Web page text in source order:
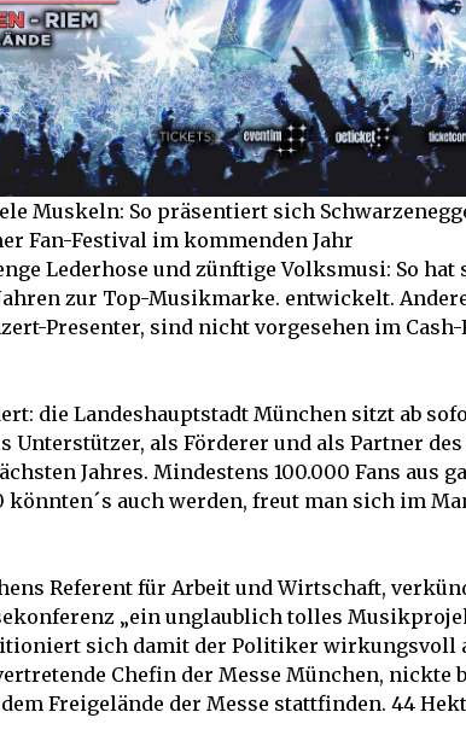
Muskeln: So präsentiert sich
Fan-Festival im kommenden Jahr
Lederhose und zünftige Volksmusi: So hat
zur Top-Musikmarke. entwickelt.
Presenter, sind nicht vorgesehen im Cash-
die Landeshauptstadt München sitzt ab
Unterstützer, als Förderer und als Partner
Jahres. Mindestens 100.000 Fans aus
könnten´s auch werden, freut man sich im
Referent für Arbeit und Wirtschaft,
„ein unglaublich tolles
sich damit der Politiker wirkungsvoll
Chefin der Messe München, nickte
Freigelände der Messe stattfinden. 44